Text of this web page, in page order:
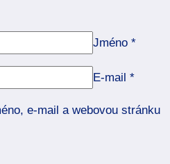
Jméno *
E-mail *
e-mail a webovou stránku